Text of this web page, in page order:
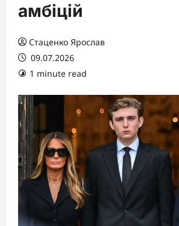
амбіцій
Стаценко Ярослав
09.07.2026
1 minute read